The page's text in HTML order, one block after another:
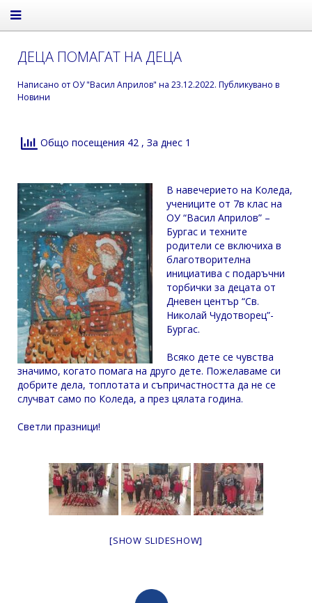
ДЕЦА ПОМАГАТ НА ДЕЦА
Написано от ОУ "Васил Априлов" на 23.12.2022. Публикувано в
Новини
Общо посещения 42 , За днес 1
В навечерието на Коледа,
учениците от 7в клас на
ОУ “Васил Априлов” –
Бургас и техните
родители се включиха в
благотворителна
инициатива с подаръчни
торбички за децата от
Дневен център “Св.
Николай Чудотворец”-
Бургас.
Всяко дете се чувства
значимо, когато помага на друго дете. Пожелаваме си
добрите дела, топлотата и съпричастността да не се
случват само по Коледа, а през цялата година.
Светли празници!
[SHOW SLIDESHOW]